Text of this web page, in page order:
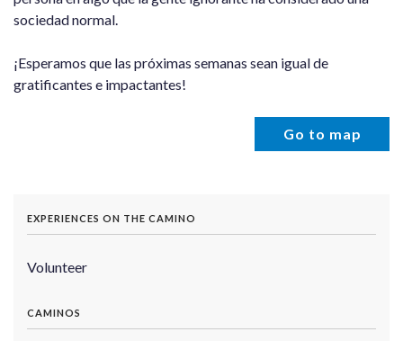
sociedad normal.
¡Esperamos que las próximas semanas sean igual de
gratificantes e impactantes!
Go to map
EXPERIENCES ON THE CAMINO
Volunteer
CAMINOS